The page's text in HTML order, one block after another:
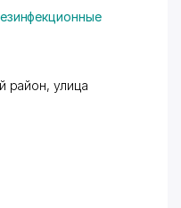
район, улица